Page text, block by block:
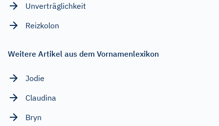
Unverträglichkeit
Reizkolon
Weitere Artikel aus dem Vornamenlexikon
Jodie
Claudina
Bryn